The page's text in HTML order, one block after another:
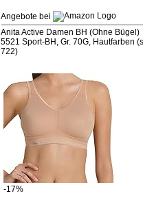
Angebote bei
Anita Active Damen BH (Ohne Bügel)
5521 Sport-BH, Gr. 70G, Hautfarben
722)
-17%